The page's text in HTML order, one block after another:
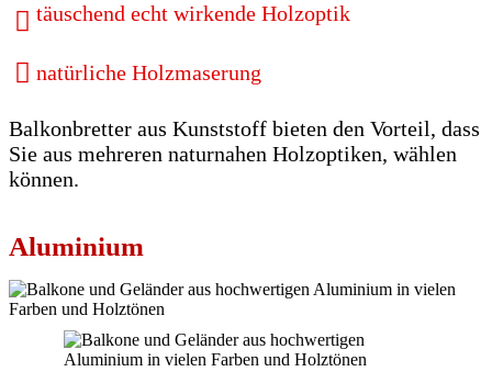
täuschend echt wirkende Holzoptik
natürliche Holzmaserung
Balkonbretter aus Kunststoff bieten den Vorteil, dass
Sie aus mehreren naturnahen Holzoptiken, wählen
können.
Aluminium